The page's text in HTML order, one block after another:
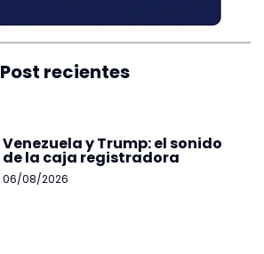
Post recientes
Venezuela y Trump: el sonido
de la caja registradora
06/08/2026